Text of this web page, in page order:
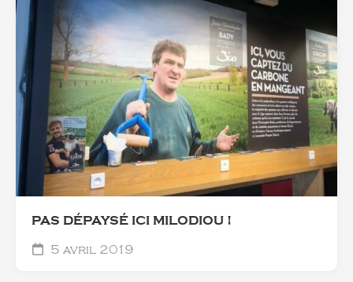
‪PAS DÉPAYSÉ ICI MILODIOU !
5 avril 2019